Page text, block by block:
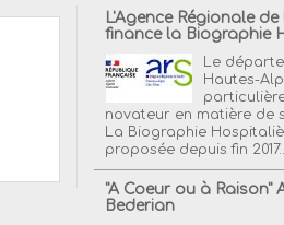
L'Agence Régionale
finance la Biographie
Le
Hautes-
novateur en matière de
La Biographie
proposée depuis fin
"A Coeur ou à Raison"
Bederian